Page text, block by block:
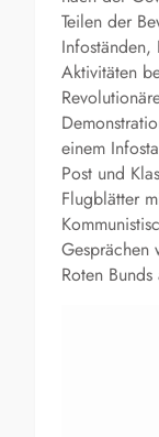
Teilen der
Infoständen,
Aktivitäten
einem
Post und
Flugblätter
Gesprächen
Roten